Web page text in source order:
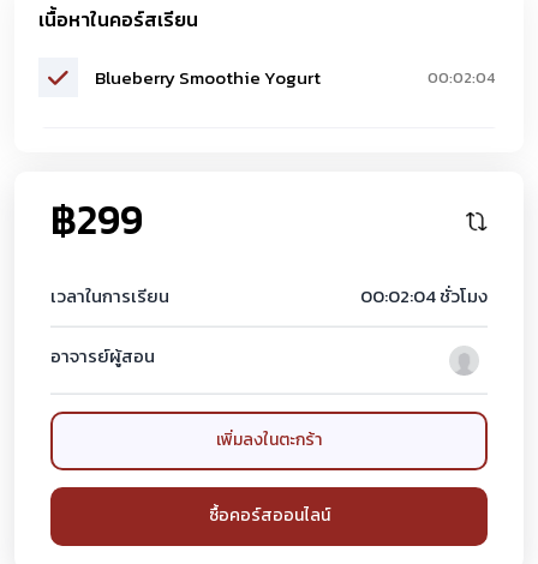
เนื้อหาในคอร์สเรียน
Blueberry Smoothie Yogurt 00:02:04
฿299
เวลาในการเรียน 00:02:04 ชั่วโมง
อาจารย์ผู้สอน
เพิ่มลงในตะกร้า
ซื้อคอร์สออนไลน์